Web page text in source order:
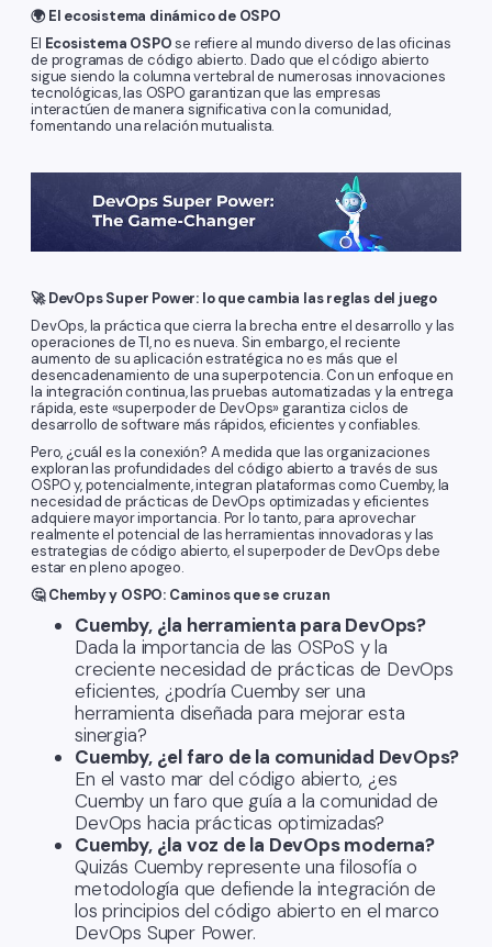
🌍 El ecosistema dinámico de OSPO
El Ecosistema OSPOse refiere al mundo diverso de las oficinas
de programas de código abierto. Dado que el código abierto
sigue siendo la columna vertebral de numerosas innovaciones
tecnológicas, las OSPO garantizan que las empresas
interactúen de manera significativa con la comunidad,
fomentando una relación mutualista.
🚀 DevOps Super Power: lo que cambia las reglas del juego
DevOps, la práctica que cierra la brecha entre el desarrollo y las
operaciones de TI, no es nueva. Sin embargo, el reciente
aumento de su aplicación estratégica no es más que el
desencadenamiento de una superpotencia. Con un enfoque en
la integración continua, las pruebas automatizadas y la entrega
rápida, este «superpoder de DevOps» garantiza ciclos de
desarrollo de software más rápidos, eficientes y confiables.
Pero, ¿cuál es la conexión? A medida que las organizaciones
exploran las profundidades del código abierto a través de sus
OSPO y, potencialmente, integran plataformas como Cuemby, la
necesidad de prácticas de DevOps optimizadas y eficientes
adquiere mayor importancia. Por lo tanto, para aprovechar
realmente el potencial de las herramientas innovadoras y las
estrategias de código abierto, el superpoder de DevOps debe
estar en pleno apogeo.
🤔 Chemby y OSPO: Caminos que se cruzan
Cuemby, ¿la herramienta para DevOps?
Dada la importancia de las OSPoS y la
creciente necesidad de prácticas de DevOps
eficientes, ¿podría Cuemby ser una
herramienta diseñada para mejorar esta
sinergia?
Cuemby, ¿el faro de la comunidad DevOps?
En el vasto mar del código abierto, ¿es
Cuemby un faro que guía a la comunidad de
DevOps hacia prácticas optimizadas?
Cuemby, ¿la voz de la DevOps moderna?
Quizás Cuemby represente una filosofía o
metodología que defiende la integración de
los principios del código abierto en el marco
DevOps Super Power.